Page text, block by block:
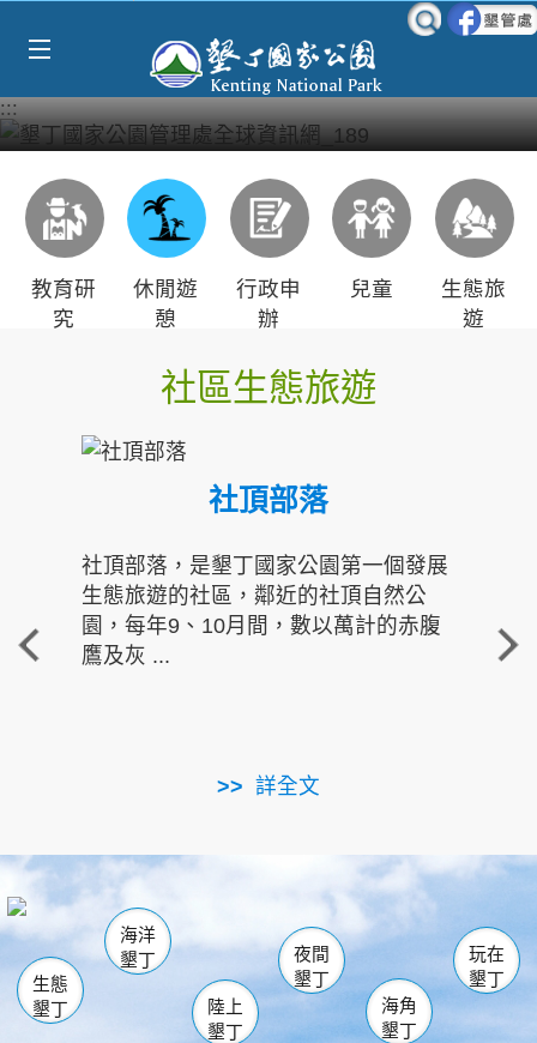
:::
教育研
究
休閒遊
憩
行政申
辦
兒童
生態旅
遊
社區生態旅遊
社頂部落
社頂部落，是墾丁國家公園第一個發展
生態旅遊的社區，鄰近的社頂自然公
園，每年9、10月間，數以萬計的赤腹
鷹及灰 ...
詳全文
重
走進
南仁湖
海生館
恆春 佳樂水
龍鑾潭自然中心 森林遊樂區
瓊麻館
關山 墾管處遊客中心
社頂公園 風吹沙
船帆石
白砂 龍磐公園
香蕉灣
砂島
鵝鑾鼻
生態
墾丁
海洋
墾丁
陸上
墾丁
夜間
墾丁
海角
墾丁
玩在
墾丁